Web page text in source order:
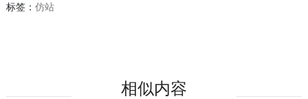
标签： 仿站
相似内容